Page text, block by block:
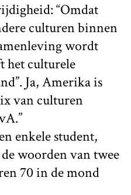
“Omdat
culturen binnen
wordt
het culturele
Ja, Amerika is
van culturen
enkele student,
woorden van twee
70 in de mond